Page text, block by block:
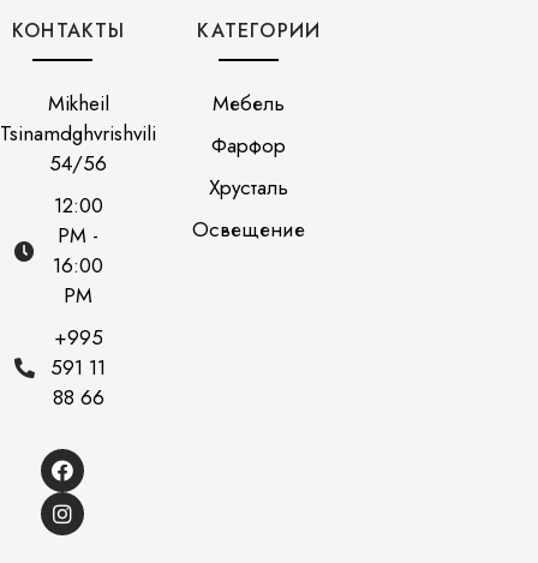
КОНТАКТЫ
Mikheil
Tsinamdghvrishvili
54/56
12:00
PM -
16:00
PM
+995
591 11
88 66
КАТЕГОРИИ
Мебель
Фарфор
Хрусталь
Освещение